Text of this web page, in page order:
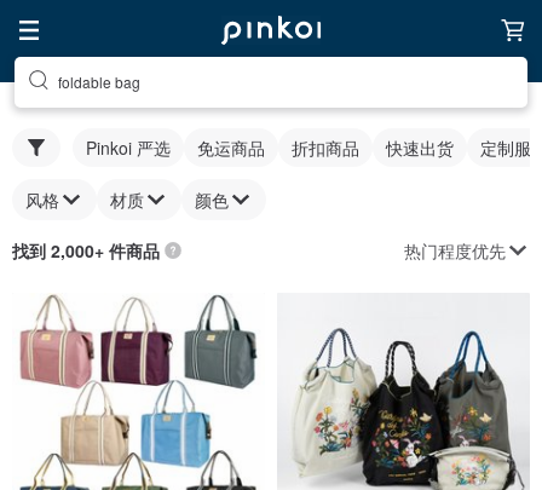
foldable bag
Pinkoi 严选 免运商品 折扣商品 快速出货 定制服
风格 材质 颜色
找到 2,000+ 件商品 热门程度优先